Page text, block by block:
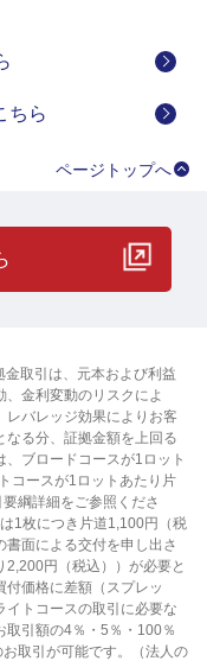
ちら
ページトップへ
取引は、元本および利益
金利変動のリスクによ
レバレッジ効果によりお客
る分、証拠金額を上回る
ブロードコースが1ロット
コースが1ロットあたり片
綱詳細をご参照くださ
1枚につき片道1,100円（税
面による交付を申し出さ
円（税込））が必要と
価格に差額（スプレッ
イトコースの取引に必要な
取引額の4％・5％・100％
取引が可能です。（法人の